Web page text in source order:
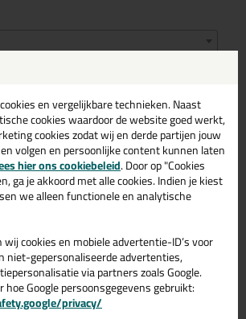
per stuk
(22,98incl. BTW )
de substraten en lijmen
en vergelijkbare technieken. Naast
cookies waardoor de website goed werkt,
cookies zodat wij en derde partijen jouw
volgen en persoonlijke content kunnen laten
hier ons cookiebeleid. Door op "Cookies
ga je akkoord met alle cookies. Indien je kiest
we alleen functionele en analytische
cookies en mobiele advertentie-ID’s voor
niet-gepersonaliseerde advertenties,
via partners zoals Google.
Google persoonsgegevens gebruikt:
privacy/